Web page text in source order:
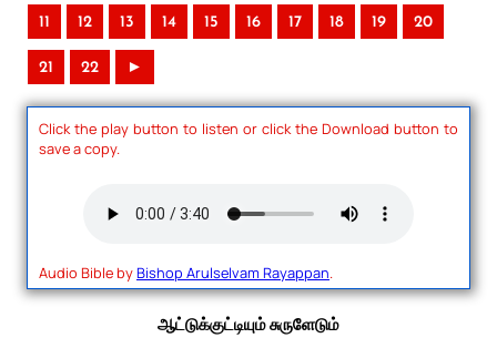
11 12 13 14 15 16 17 18 19 20
21 22 ►
Click the play button to listen or click the Download button to
save a copy.
Audio Bible byBishop Arulselvam Rayappan.
ஆட்டுக்குட்டியும் சுருளேடும்